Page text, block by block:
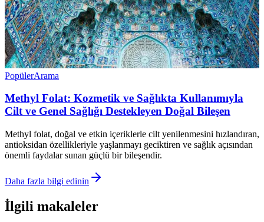
PopülerArama
Methyl Folat: Kozmetik ve Sağlıkta Kullanımıyla
Cilt ve Genel Sağlığı Destekleyen Doğal Bileşen
Methyl folat, doğal ve etkin içeriklerle cilt yenilenmesini hızlandıran,
antioksidan özellikleriyle yaşlanmayı geciktiren ve sağlık açısından
önemli faydalar sunan güçlü bir bileşendir.
Daha fazla bilgi edinin
İlgili makaleler